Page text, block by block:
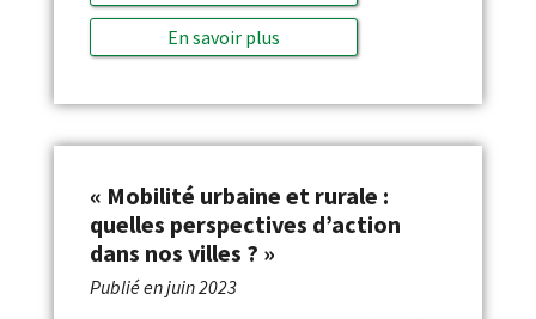
En savoir plus
« Mobilité urbaine et rurale :
quelles perspectives d’action
dans nos villes ? »
Publié enjuin 2023